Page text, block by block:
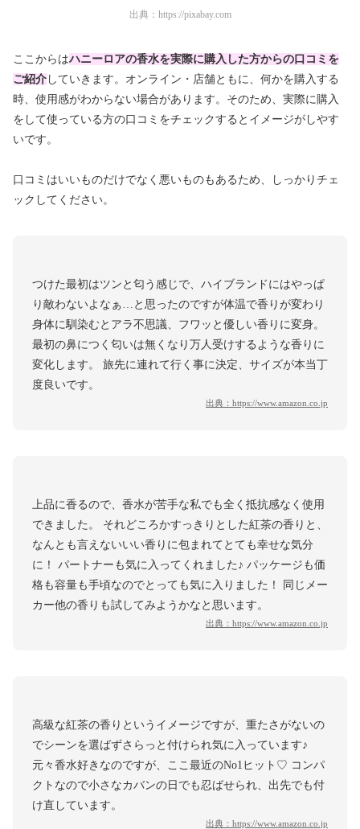
出典： https://pixabay.com
ここからはハニーロアの香水を実際に購入した方からの口コミを
ご紹介 していきます。オンライン・店舗ともに、何かを購入する
時、使用感がわからない場合があります。そのため、実際に購入
をして使っている方の口コミをチェックするとイメージがしやす
いです。
口コミはいいものだけでなく悪いものもあるため、しっかりチェ
ックしてください。
つけた最初はツンと匂う感じで、ハイブランドにはやっぱ
り敵わないよなぁ…と思ったのですが体温で香りが変わり
身体に馴染むとアラ不思議、フワッと優しい香りに変身。
最初の鼻につく匂いは無くなり万人受けするような香りに
変化します。 旅先に連れて行く事に決定、サイズが本当丁
度良いです。
出典： https://www.amazon.co.jp
上品に香るので、香水が苦手な私でも全く抵抗感なく使用
できました。 それどころかすっきりとした紅茶の香りと、
なんとも言えないいい香りに包まれてとても幸せな気分
に！ パートナーも気に入ってくれました♪ パッケージも価
格も容量も手頃なのでとっても気に入りました！ 同じメー
カー他の香りも試してみようかなと思います。
出典： https://www.amazon.co.jp
高級な紅茶の香りというイメージですが、重たさがないの
でシーンを選ばずさらっと付けられ気に入っています♪
元々香水好きなのですが、ここ最近のNo1ヒット♡ コンパ
クトなので小さなカバンの日でも忍ばせられ、出先でも付
け直しています。
出典： https://www.amazon.co.jp